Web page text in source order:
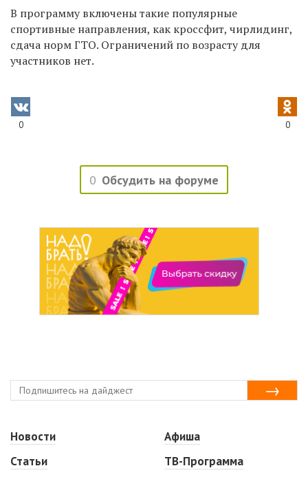
В программу включены такие популярные
спортивные направления, как кроссфит, чирлидинг,
сдача норм ГТО. Ограничений по возрасту для
участников нет.
0 0
0 Обсудить на форуме
Новости
Статьи
Афиша
ТВ-Программа